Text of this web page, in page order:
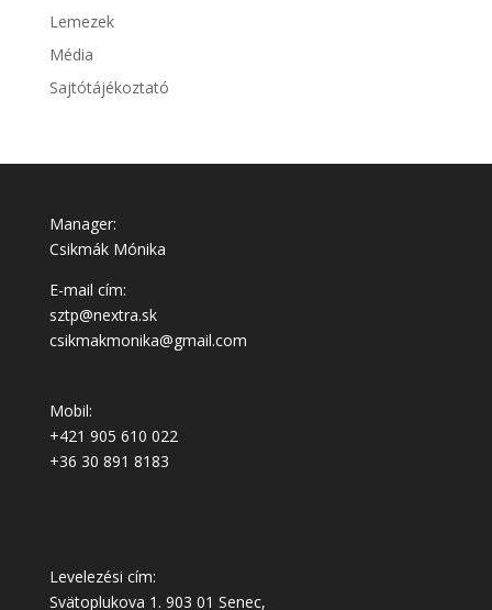
Lemezek
Média
Sajtótájékoztató
Manager:
Csikmák Mónika
E-mail cím:
sztp@nextra.sk
csikmakmonika@gmail.com
Mobil:
+421 905 610 022
+36 30 891 8183
Levelezési cím:
Svätoplukova 1. 903 01 Senec,